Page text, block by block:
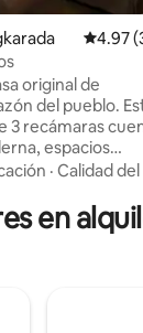
reseñas
4.97
original de
del pueblo.
3 recámaras
espacios
a la sombra
la iglesia de
tiendas y
· Calidad del
en